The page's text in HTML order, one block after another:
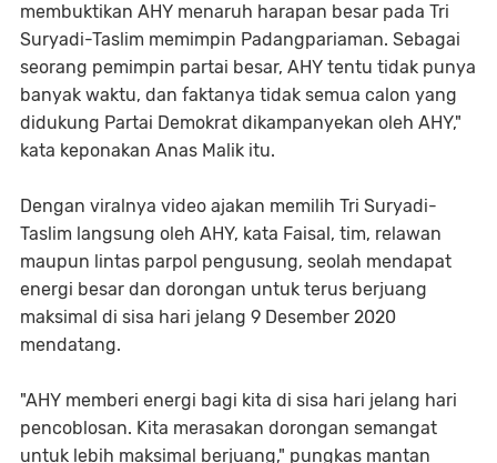
membuktikan AHY menaruh harapan besar pada Tri
Suryadi-Taslim memimpin Padangpariaman. Sebagai
seorang pemimpin partai besar, AHY tentu tidak punya
banyak waktu, dan faktanya tidak semua calon yang
didukung Partai Demokrat dikampanyekan oleh AHY,"
kata keponakan Anas Malik itu.
Dengan viralnya video ajakan memilih Tri Suryadi-
Taslim langsung oleh AHY, kata Faisal, tim, relawan
maupun lintas parpol pengusung, seolah mendapat
energi besar dan dorongan untuk terus berjuang
maksimal di sisa hari jelang 9 Desember 2020
mendatang.
"AHY memberi energi bagi kita di sisa hari jelang hari
pencoblosan. Kita merasakan dorongan semangat
untuk lebih maksimal berjuang," pungkas mantan